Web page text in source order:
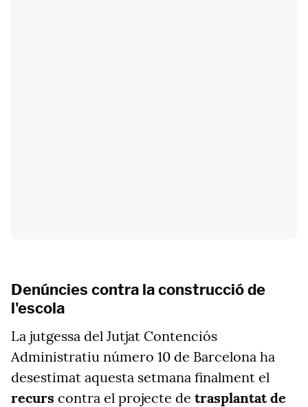
Denúncies contra la construcció de
l'escola
La jutgessa del Jutjat Contenciós
Administratiu número 10 de Barcelona ha
desestimat aquesta setmana finalment el
recurs contra el projecte de trasplantat de